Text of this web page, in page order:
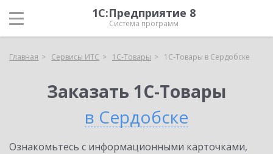
1С:Предприятие 8
Система программ
Главная Сервисы ИТС 1С-Товары 1С-Товары в Сердобске
Заказать 1С-Товары
в Сердобске
Ознакомьтесь с информационными карточками,